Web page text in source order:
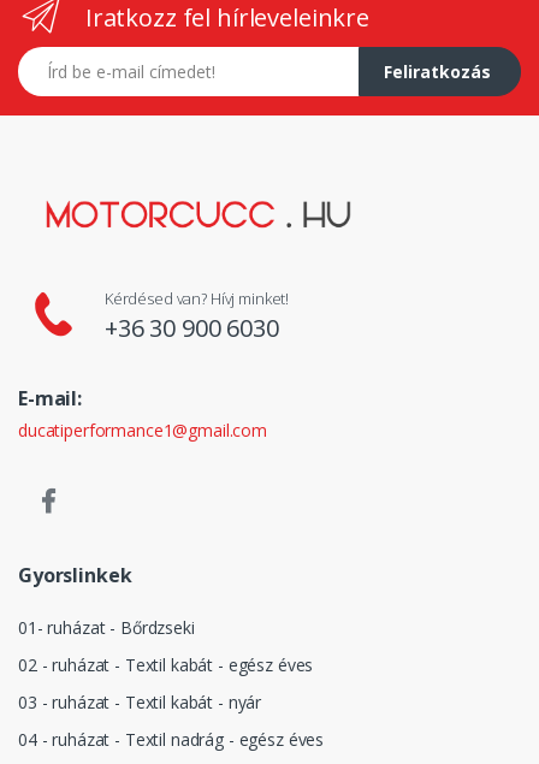
Iratkozz fel hírleveleinkre
E-mail címed
Feliratkozás
Kérdésed van? Hívj minket!
+36 30 900 6030
E-mail:
ducatiperformance1@gmail.com
Gyorslinkek
01- ruházat - Bőrdzseki
02 - ruházat - Textil kabát - egész éves
03 - ruházat - Textil kabát - nyár
04 - ruházat - Textil nadrág - egész éves